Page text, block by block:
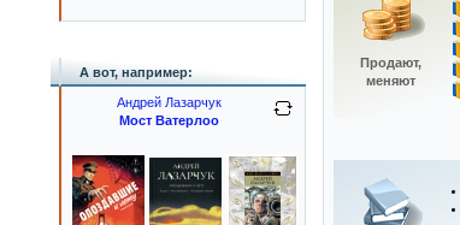
Продают,
меняют
А вот, например:
Андрей Лазарчук
Мост Ватерлоо